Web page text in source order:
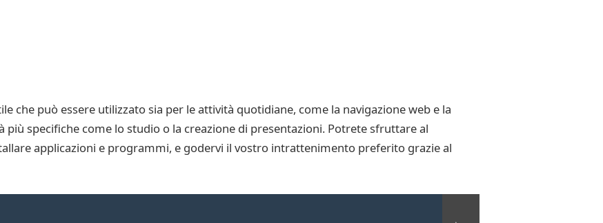
che può essere utilizzato sia per le attività quotidiane, come la navigazione web e la
specifiche come lo studio o la creazione di presentazioni. Potrete sfruttare al
applicazioni e programmi, e godervi il vostro intrattenimento preferito grazie al